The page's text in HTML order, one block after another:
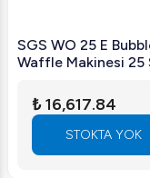
SGS WO 25 E
Waffle Makinesi 25
₺ 16,617.84
STOKTA YOK